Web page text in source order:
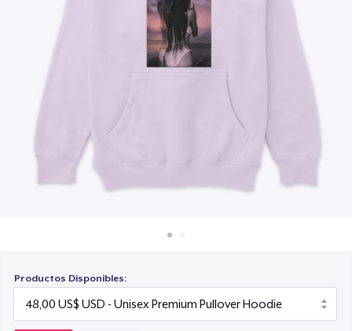
Venda en todas partes
Productos Disponibles: